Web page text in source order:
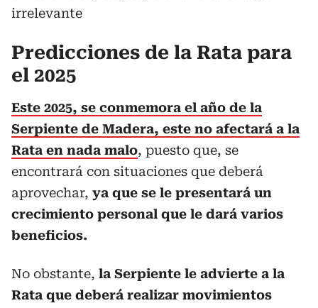
irrelevante
Predicciones de la Rata para
el 2025
Este 2025, se conmemora el año de la
Serpiente de Madera, este no afectará a la
Rata en nada malo, puesto que, se
encontrará con situaciones que deberá
aprovechar, ya que se le presentará un
crecimiento personal que le dará varios
beneficios.
No obstante, la Serpiente le advierte a la
Rata que deberá realizar movimientos